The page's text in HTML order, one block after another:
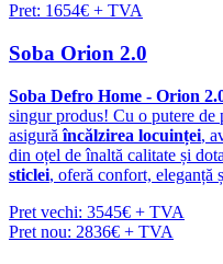
Pret: 1654€ + TVA
Soba Orion 2.0
Soba Defro Home - Orion
singur produs! Cu o putere de
asigurăîncălzirea locuinței,
din oțel de înaltă calitate și
sticlei, oferă confort, eleganță
Pret vechi: 3545€ + TVA
Pret nou: 2836€ + TVA